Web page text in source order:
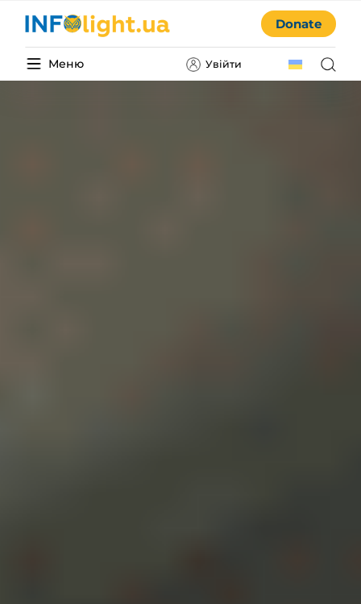
Меню Увійти
Donate